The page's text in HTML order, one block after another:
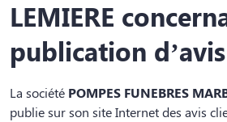
LEMIERE
publication
La société POMPES FUNEBRES
publie sur son site Internet des avis